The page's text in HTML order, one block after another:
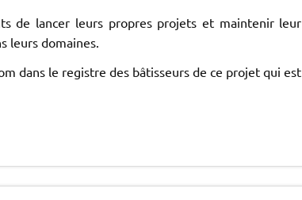
de lancer leurs propres projets et maintenir leur
leurs domaines.
dans le registre des bâtisseurs de ce projet qui est